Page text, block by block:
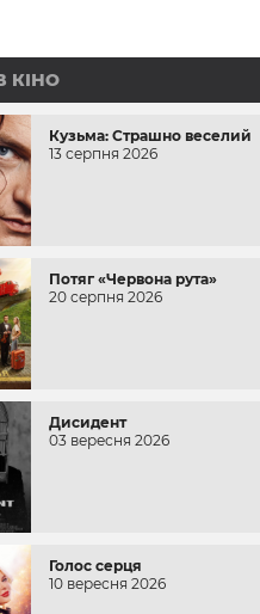
КІНО
Кузьма: Страшно веселий
13 серпня 2026
Потяг «Червона рута»
20 серпня 2026
Дисидент
03 вересня 2026
Голос серця
10 вересня 2026